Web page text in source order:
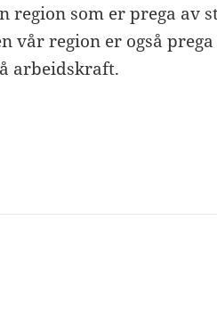
region som er prega av
vår region er også
arbeidskraft.